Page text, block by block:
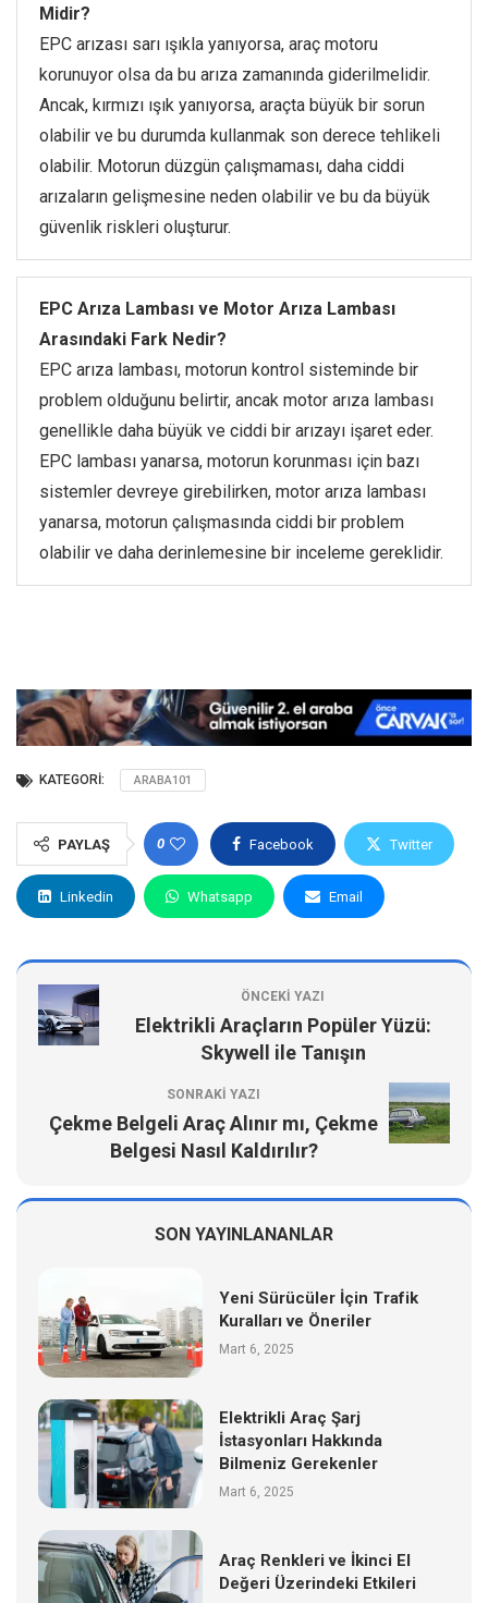
Midir?
EPC arızası sarı ışıkla yanıyorsa, araç motoru
korunuyor olsa da bu arıza zamanında giderilmelidir.
Ancak, kırmızı ışık yanıyorsa, araçta büyük bir sorun
olabilir ve bu durumda kullanmak son derece tehlikeli
olabilir. Motorun düzgün çalışmaması, daha ciddi
arızaların gelişmesine neden olabilir ve bu da büyük
güvenlik riskleri oluşturur.
EPC Arıza Lambası ve Motor Arıza Lambası
Arasındaki Fark Nedir?
EPC arıza lambası, motorun kontrol sisteminde bir
problem olduğunu belirtir, ancak motor arıza lambası
genellikle daha büyük ve ciddi bir arızayı işaret eder.
EPC lambası yanarsa, motorun korunması için bazı
sistemler devreye girebilirken, motor arıza lambası
yanarsa, motorun çalışmasında ciddi bir problem
olabilir ve daha derinlemesine bir inceleme gereklidir.
KATEGORI: ARABA101
PAYLAŞ 0 Facebook Twitter
Linkedin Whatsapp Email
ÖNCEKI YAZI
Elektrikli Araçların Popüler Yüzü:
Skywell ile Tanışın
SONRAKI YAZI
Çekme Belgeli Araç Alınır mı, Çekme
Belgesi Nasıl Kaldırılır?
SON YAYINLANANLAR
Yeni Sürücüler İçin Trafik
Kuralları ve Öneriler
Mart 6, 2025
Elektrikli Araç Şarj
İstasyonları Hakkında
Bilmeniz Gerekenler
Mart 6, 2025
Araç Renkleri ve İkinci El
Değeri Üzerindeki Etkileri